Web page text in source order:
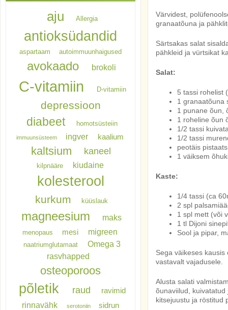
Värvidest,
granaatõuna ja
Särtsakas salat
pähkleid ja vürtsikat
Salat:
5 tassi rohelist
1 granaatõuna
1 punane õun,
1 roheline õun
1/2 tassi
1/2 tassi
peotäis
1 väiksem
Kaste:
1/4 tassi (ca
2 spl
1 spl mett (või
1 tl Dijoni
Sool ja pipar,
Sega väikeses
vastavalt vajadusele.
Alusta salati
õunaviilud,
kitsejuustu ja röstitud
aju Allergia
antioksüdandid
aspartaam autoimmuunhaigused
avokaado brokoli
C-vitamiin D-vitamiin
depressioon
diabeet homotsüsteiin
immuunsüsteem ingver kaalium
kaltsium kaneel
kilpnääre kiudaine
kolesterool
kurkum küüslauk
magneesium maks
menopaus mesi migreen
naatriumglutamaat
Omega 3
rasvhapped
osteoporoos
põletik raud ravimid
rinnavähk serotoniin sidrun